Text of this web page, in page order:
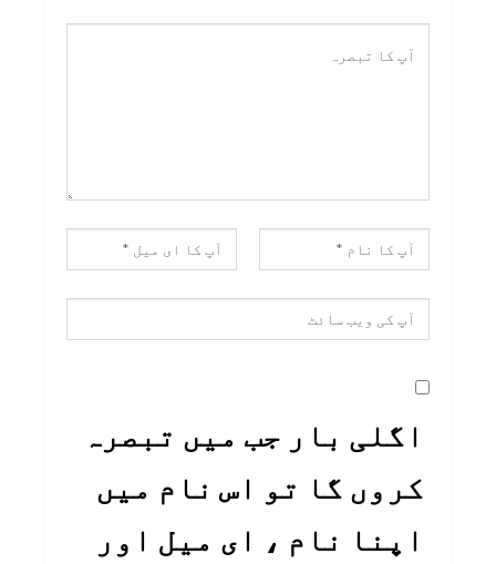
اگلی بار جب میں تبصرہ
کروں گا تو اس نام میں
اپنا نام ، ای میل اور